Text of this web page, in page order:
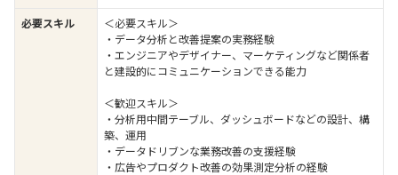
必要スキル
＜必要スキル＞
・データ分析と改善提案の実務経験
・エンジニアやデザイナー、マーケティングなど関係者
と建設的にコミュニケーションできる能力
＜歓迎スキル＞
・分析用中間テーブル、ダッシュボードなどの設計、構
築、運用
・データドリブンな業務改善の支援経験
・広告やプロダクト改善の効果測定分析の経験